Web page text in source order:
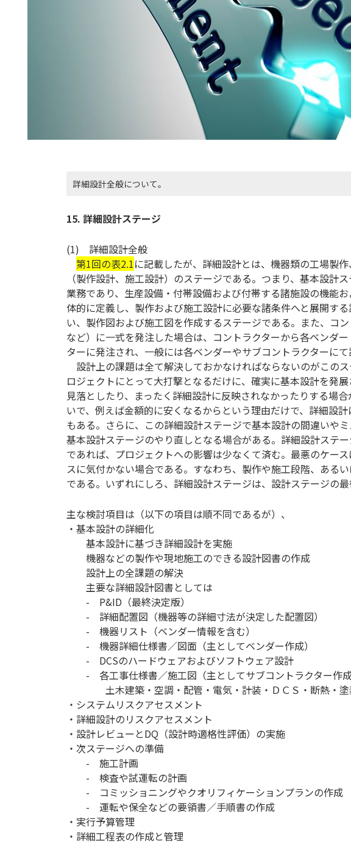
詳細設計全般について。
15. 詳細設計ステージ
(1) 詳細設計全般
第1回の表2.1に記載したが、詳細設計とは、機器類の工場製
（製作設計、施工設計）のステージである。つまり、基本設計
業務であり、生産設備・付帯設備および付帯する諸施設の機能
体的に定義し、製作および施工設計に必要な諸条件へと展開す
い、製作図および施工図を作成するステージである。また、コ
など）に一式を発注した場合は、コントラクターから各ベンダ
ターに発注され、一般には各ベンダーやサブコントラクターに
設計上の課題は全て解決しておかなければならないのがこの
ロジェクトにとって大打撃となるだけに、確実に基本設計を発
見落としたり、まったく詳細設計に反映されなかったりする場
いで、例えば金額的に安くなるからという理由だけで、詳細設
もある。さらに、この詳細設計ステージで基本設計の間違いや
基本設計ステージのやり直しとなる場合がある。詳細設計ステ
であれば、プロジェクトへの影響は少なくて済む。最悪のケー
スに気付かない場合である。すなわち、製作や施工段階、ある
である。いずれにしろ、詳細設計ステージは、設計ステージの最
主な検討項目は（以下の項目は順不同であるが）、
・基本設計の詳細化
基本設計に基づき詳細設計を実施
機器などの製作や現地施工のできる設計図書の作成
設計上の全課題の解決
主要な詳細設計図書としては
- P&ID（最終決定版）
- 詳細配置図（機器等の詳細寸法が決定した配置図）
- 機器リスト（ベンダー情報を含む）
- 機器詳細仕様書／図面（主としてベンダー作成）
- DCSのハードウェアおよびソフトウェア設計
- 各工事仕様書／施工図（主としてサブコントラクター作成
土木建築・空調・配管・電気・計装・ＤＣＳ・断熱・塗
・システムリスクアセスメント
・詳細設計のリスクアセスメント
・設計レビューとDQ（設計時適格性評価）の実施
・次ステージへの準備
- 施工計画
- 検査や試運転の計画
- コミッショニングやクオリフィケーションプランの作成
- 運転や保全などの要領書／手順書の作成
・実行予算管理
・詳細工程表の作成と管理